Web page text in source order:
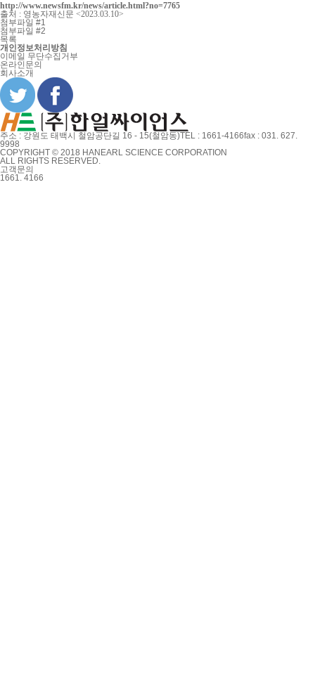
http://www.newsfm.kr/news/article.html?no=7765
출처 : 영농자재신문 <2023.03.10>
첨부파일 #1
첨부파일 #2
목록
개인정보처리방침
이메일 무단수집거부
온라인문의
회사소개
주소 : 강원도 태백시 철암공단길 16 - 15(철암동)TEL : 1661-4166fax : 031. 627.
9998
COPYRIGHT © 2018 HANEARL SCIENCE CORPORATION
ALL RIGHTS RESERVED.
고객문의
1661. 4166